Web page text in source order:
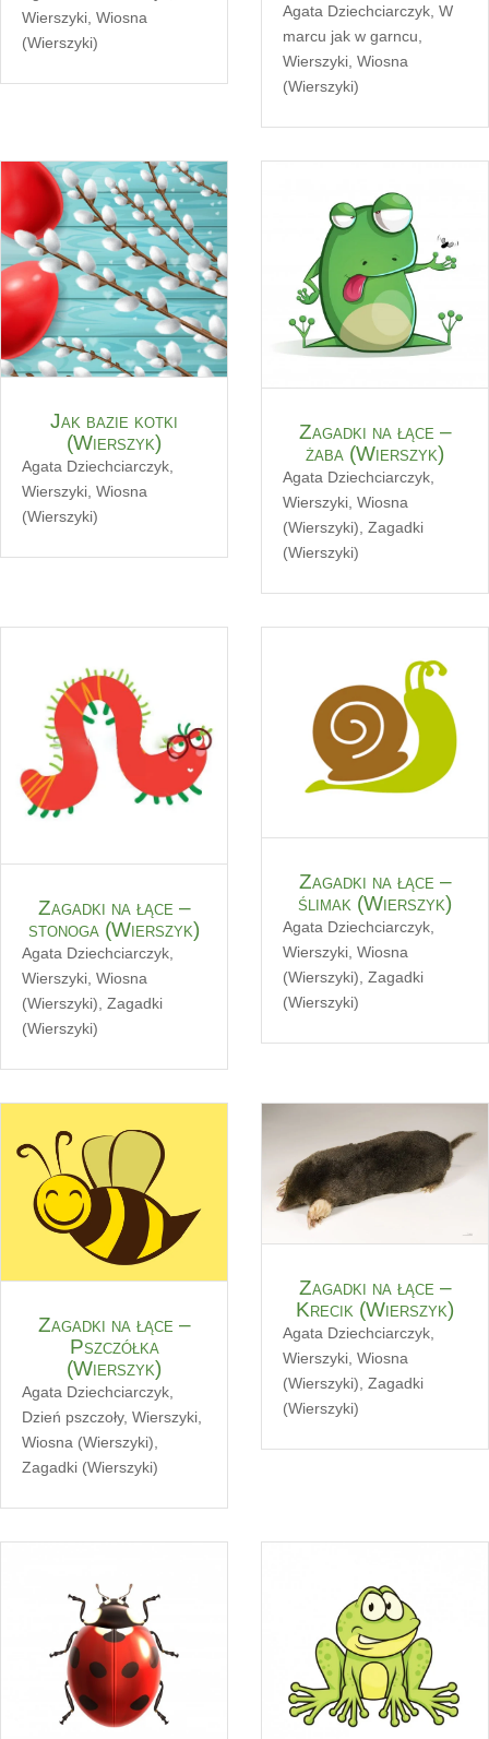
Wierszyki Wiosna
(Wierszyki)
Agata Dziechciarczyk W
marcu jak w garncu
Wierszyki Wiosna
(Wierszyki)
Jak bazie kotki
(Wierszyk)
Agata Dziechciarczyk,
Wierszyki, Wiosna
(Wierszyki)
Zagadki na łące –
żaba (Wierszyk)
Agata Dziechciarczyk
Wierszyki Wiosna
(Wierszyki) Zagadki
(Wierszyki)
Zagadki na łące –
stonoga (Wierszyk)
Agata Dziechciarczyk
Wierszyki Wiosna
(Wierszyki) Zagadki
(Wierszyki)
Zagadki na łące –
ślimak (Wierszyk)
Agata Dziechciarczyk
Wierszyki Wiosna
(Wierszyki) Zagadki
(Wierszyki)
Zagadki na łące –
Pszczółka
(Wierszyk)
Agata Dziechciarczyk,
Dzień pszczoły, Wierszyki,
Wiosna (Wierszyki),
Zagadki (Wierszyki)
Zagadki na łące –
Krecik (Wierszyk)
Agata Dziechciarczyk
Wierszyki Wiosna
(Wierszyki) Zagadki
(Wierszyki)